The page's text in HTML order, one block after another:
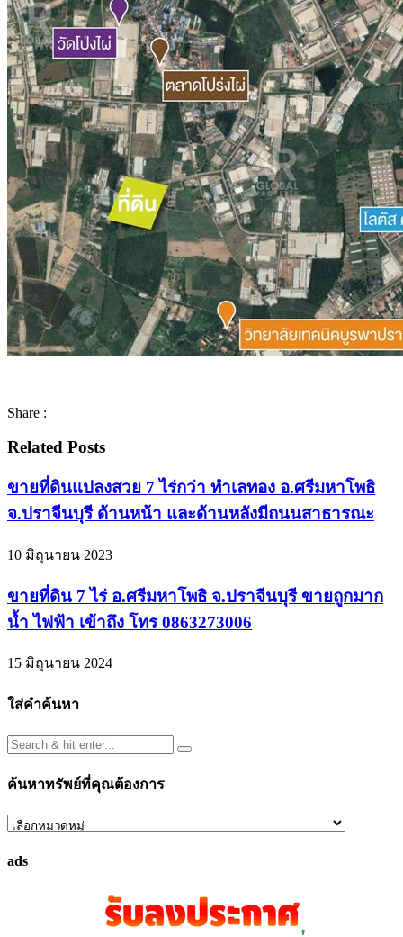
Share :
Related Posts
ขายที่ดินแปลงสวย 7 ไร่กว่า ทำเลทอง อ.ศรีมหาโพธิ
จ.ปราจีนบุรี ด้านหน้า และด้านหลังมีถนนสาธารณะ
10 มิถุนายน 2023
ขายที่ดิน 7 ไร่ อ.ศรีมหาโพธิ จ.ปราจีนบุรี ขายถูกมาก
น้ำ ไฟฟ้า เข้าถึง โทร 0863273006
15 มิถุนายน 2024
ใส่คำค้นหา
ค้นหาทรัพย์ที่คุณต้องการ
ค้นหา
ที่
ads